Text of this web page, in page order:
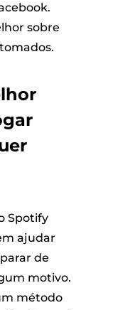
sobre
Spotify
ajudar
de
motivo.
método